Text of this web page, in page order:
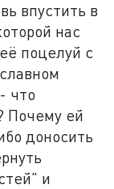
впустить в
нас
поцелуй с
что
Почему ей
доносить
и